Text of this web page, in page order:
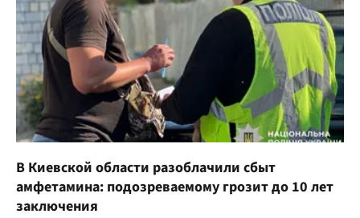
В Киевской области разоблачили сбыт
амфетамина: подозреваемому грозит до 10 лет
заключения